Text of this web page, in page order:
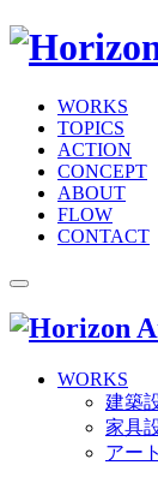
WORKS
TOPICS
ACTION
CONCEPT
ABOUT
FLOW
CONTACT
WORKS
建築
家具
アー